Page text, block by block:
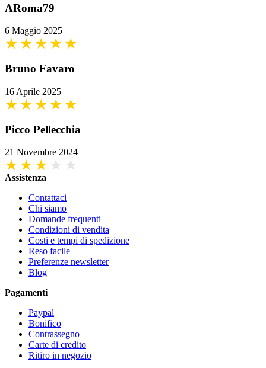
ARoma79
6 Maggio 2025
Bruno Favaro
16 Aprile 2025
Picco Pellecchia
21 Novembre 2024
Assistenza
Contattaci
Chi siamo
Domande frequenti
Condizioni di vendita
Costi e tempi di spedizione
Reso facile
Preferenze newsletter
Blog
Pagamenti
Paypal
Bonifico
Contrassegno
Carte di credito
Ritiro in negozio